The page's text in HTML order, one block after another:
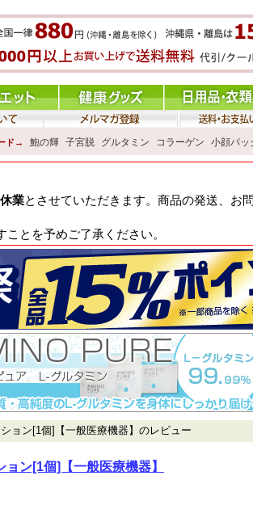
ド→ 鮑の輝 子宮脱 グルタミン コラーゲン 小顔パッ
業とさせていただきます。商品の発送、お
とを予めご了承ください。
ョン[1個]【一般医療機器】のレビュー
ン[1個]【一般医療機器】